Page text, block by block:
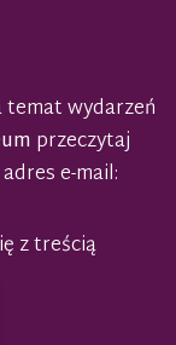
temat wydarzeń
przeczytaj
e-mail:
z treścią